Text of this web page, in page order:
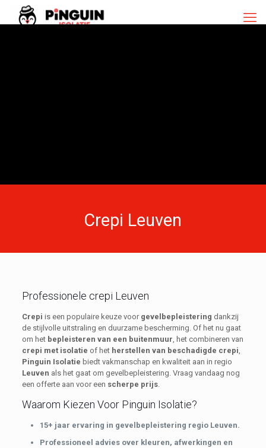
Crepi Leuven
Professionele crepi Leuven
Crepi is een populaire keuze voor gevelbepleistering dankzij
de stijlvolle uitstraling en duurzame bescherming. Of het nu gaat
om het bepleisteren van een buitenmuur , het combineren van
crepi met isolatie of het herstellen van beschadigde crepi
Pinguin Isolatie biedt vakmanschap en kwaliteit aan in regio
Leuven als het gaat om gevelbepleistering. Vraag vandaag nog
een offerte aan voor een scherpe prijs.
Waarom Kiezen Voor Pinguin Isolatie?
15+ jaar ervaring in gevelbepleistering regio Leuven.
Professioneel advies over kleuren, afwerkingen en